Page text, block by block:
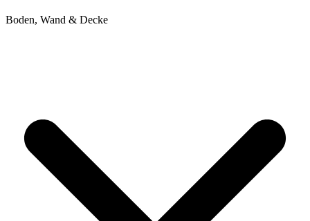
Boden, Wand & Decke